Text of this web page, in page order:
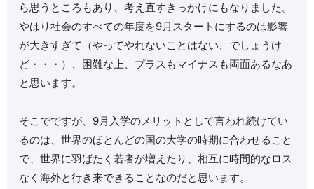
ら思うところもあり、考え直すきっかけにもなりました。
やはり社会のすべての年度を9月スタートにするのは影響
が大きすぎて（やってやれないことはない、でしょうけ
ど・・・）、困難な上、プラスもマイナスも両面あるなあ
と思います。
そこでですが、9月入学のメリットとして言われ続けてい
るのは、世界のほとんどの国の大学の時期に合わせること
で、世界に羽ばたく若者が増えたり、相互に時間的なロス
なく海外と行き来できることなのだと思います。